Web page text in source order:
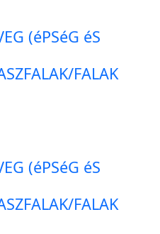
(éPSéG éS
FALAK
(éPSéG éS
FALAK